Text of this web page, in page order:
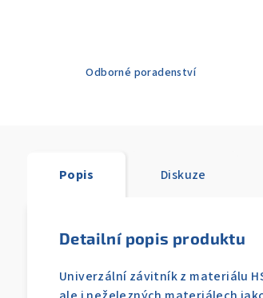
Odborné poradenství
Popis Diskuze
Detailní popis produktu
Univerzální závitník z materiálu